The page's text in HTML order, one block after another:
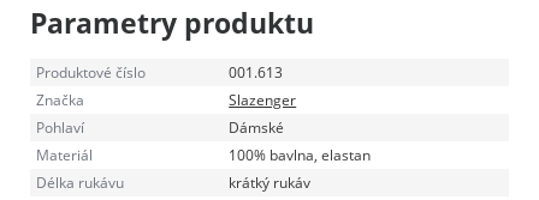
Parametry produktu
Produktové číslo
001.613
Značka
Slazenger
Pohlaví
Dámské
Materiál
100% bavlna, elastan
Délka rukávu
krátký rukáv